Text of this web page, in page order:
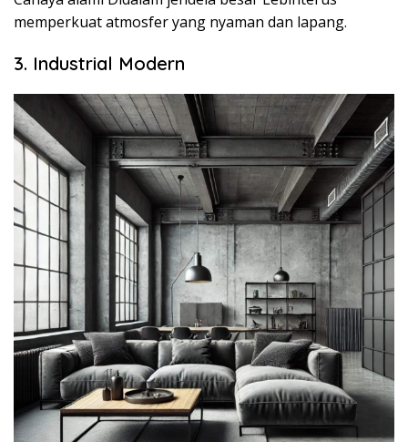
memperkuat atmosfer yang nyaman dan lapang.
3. Industrial Modern